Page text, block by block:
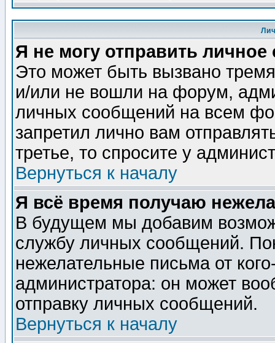
Я не могу отправить
Это может быть вызвано
и/или не вошли на форум,
личных сообщений на всем
запретил лично вам
третье, то спросите у
Вернуться к началу
Я всё время получаю
В будущем мы добавим
службу личных сообщений.
нежелательные письма от
администратора: он может
отправку личных сообщений.
Вернуться к началу